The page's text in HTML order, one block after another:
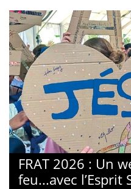
FRAT 2026 : Un
feu...avec l’Esprit